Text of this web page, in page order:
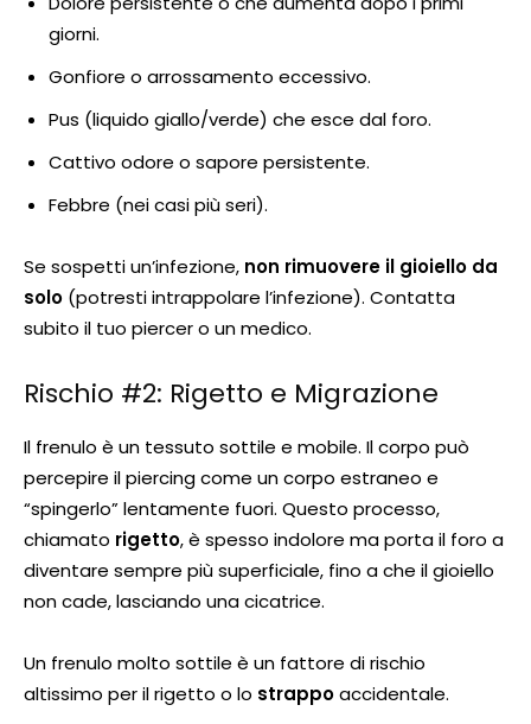
giorni.
Gonfiore o arrossamento eccessivo.
Pus (liquido giallo/verde) che esce dal foro.
Cattivo odore o sapore persistente.
Febbre (nei casi più seri).
Se sospetti un’infezione, non rimuovere il gioiello da
solo (potresti intrappolare l’infezione). Contatta
subito il tuo piercer o un medico.
Rischio #2: Rigetto e Migrazione
Il frenulo è un tessuto sottile e mobile. Il corpo può
percepire il piercing come un corpo estraneo e
“spingerlo” lentamente fuori. Questo processo,
chiamato rigetto, è spesso indolore ma porta il foro a
diventare sempre più superficiale, fino a che il gioiello
non cade, lasciando una cicatrice.
Un frenulo molto sottile è un fattore di rischio
altissimo per il rigetto o lo strappoaccidentale.